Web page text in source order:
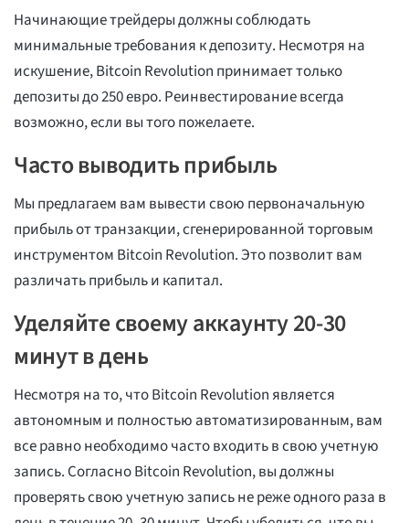
Начинающие трейдеры должны соблюдать
минимальные требования к депозиту. Несмотря на
искушение, Bitcoin Revolution принимает только
депозиты до 250 евро. Реинвестирование всегда
возможно, если вы того пожелаете.
Часто выводить прибыль
Мы предлагаем вам вывести свою первоначальную
прибыль от транзакции, сгенерированной торговым
инструментом Bitcoin Revolution. Это позволит вам
различать прибыль и капитал.
Уделяйте своему аккаунту 20-30
минут в день
Несмотря на то, что Bitcoin Revolution является
автономным и полностью автоматизированным, вам
все равно необходимо часто входить в свою учетную
запись. Согласно Bitcoin Revolution, вы должны
проверять свою учетную запись не реже одного раза в